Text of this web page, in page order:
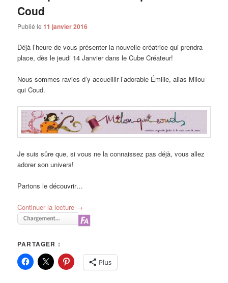
Coud
Publié le11 janvier 2016
Déjà l’heure de vous présenter la nouvelle créatrice qui prendra
place, dès le jeudi 14 Janvier dans le Cube Créateur!
Nous sommes ravies d’y accueillir l’adorable Émilie, alias Milou
qui Coud.
Je suis sûre que, si vous ne la connaissez pas déjà, vous allez
adorer son univers!
Partons le découvrir…
Continuer la lecture →
PARTAGER :
Plus